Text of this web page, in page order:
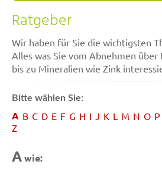
Ratgeber
Wir haben für Sie die wichtigsten
Alles was Sie vom Abnehmen über
bis zu Mineralien wie Zink
Bitte wählen Sie:
A B C D E F G H I J K L M N O P
Z
Awie: